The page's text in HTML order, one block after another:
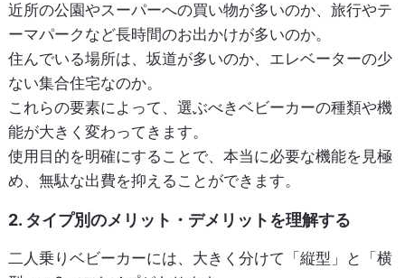
近所の公園やスーパーへの買い物が多いのか、旅行やテ
ーマパークなど長時間のお出かけが多いのか。
住んでいる場所は、坂道が多いのか、エレベーターの少
ない集合住宅なのか。
これらの要素によって、選ぶべきベビーカーの種類や機
能が大きく変わってきます。
使用目的を明確にすることで、本当に必要な機能を見極
め、無駄な出費を抑えることができます。
2. タイプ別のメリット・デメリットを理解する
二人乗りベビーカーには、大きく分けて「縦型」と「横